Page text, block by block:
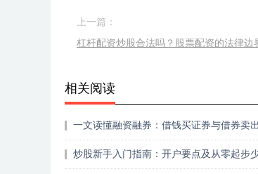
上一篇：
杠杆配资炒股合法吗？股票配资的法律边
相关阅读
一文读懂融资融券：借钱买证券与借券卖
炒股新手入门指南：开户要点及从零起步